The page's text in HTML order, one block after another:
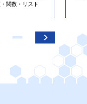
関数・リスト